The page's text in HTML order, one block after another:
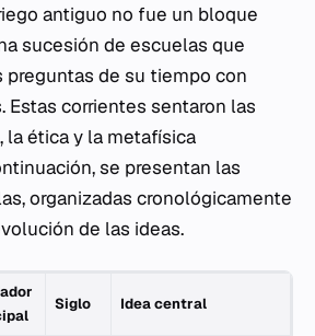
antiguo no fue un bloque
sucesión de escuelas que
preguntas de su tiempo con
Estas corrientes sentaron las
la ética y la metafísica
se presentan las
organizadas cronológicamente
de las ideas.
Siglo Idea central